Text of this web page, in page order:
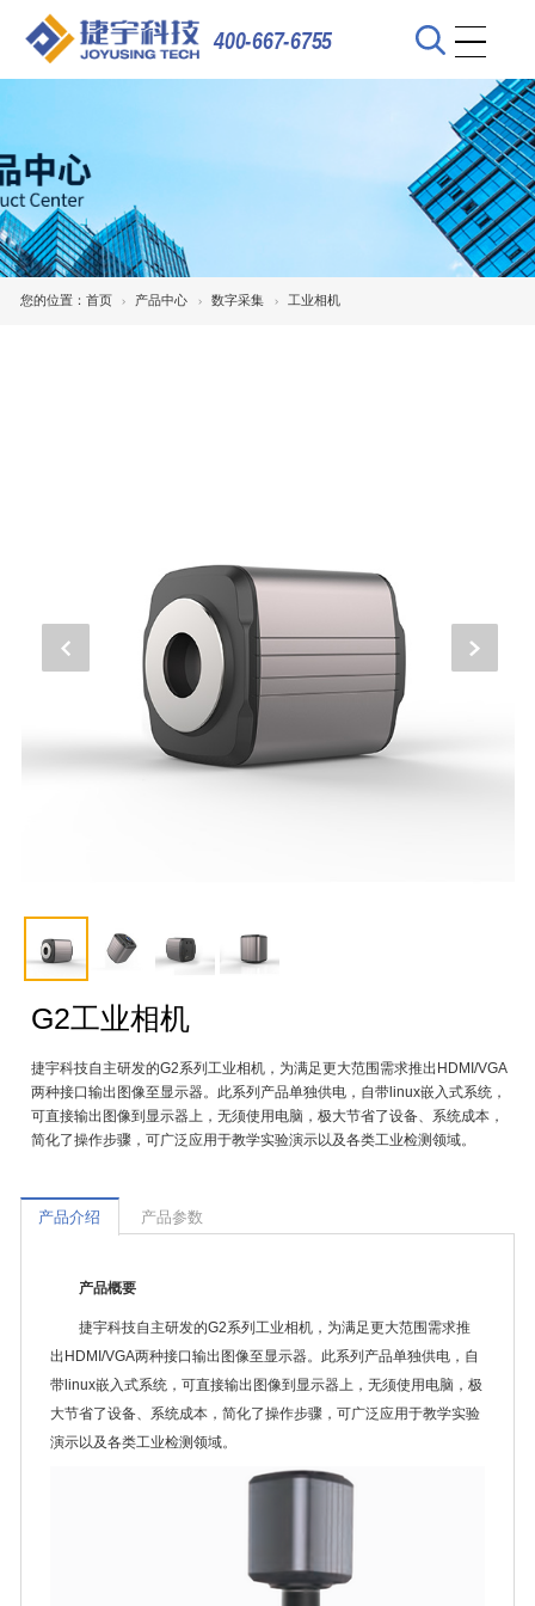
400-667-6755
您的位置： 首页 产品中心 数字采集 工业相机
G2工业相机
捷宇科技自主研发的G2系列工业相机，为满足更大范围需求推出HDMI/VGA
两种接口输出图像至显示器。此系列产品单独供电，自带linux嵌入式系统，
可直接输出图像到显示器上，无须使用电脑，极大节省了设备、系统成本，
简化了操作步骤，可广泛应用于教学实验演示以及各类工业检测领域。
产品介绍 产品参数
产品概要
捷宇科技自主研发的G2系列工业相机，为满足更大范围需求推
出HDMI/VGA两种接口输出图像至显示器。此系列产品单独供电，自
带linux嵌入式系统，可直接输出图像到显示器上，无须使用电脑，极
大节省了设备、系统成本，简化了操作步骤，可广泛应用于教学实验
演示以及各类工业检测领域。